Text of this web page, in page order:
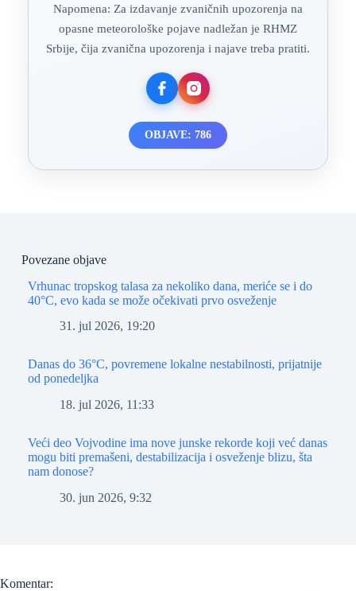
Napomena: Za izdavanje zvaničnih upozorenja na
opasne meteorološke pojave nadležan je RHMZ
Srbije, čija zvanična upozorenja i najave treba pratiti.
OBJAVE: 786
Povezane objave
Vrhunac tropskog talasa za nekoliko dana, meriće se i do
40°C, evo kada se može očekivati prvo osveženje
31. jul 2026, 19:20
Danas do 36°C, povremene lokalne nestabilnosti, prijatnije
od ponedeljka
18. jul 2026, 11:33
Veći deo Vojvodine ima nove junske rekorde koji već danas
mogu biti premašeni, destabilizacija i osveženje blizu, šta
nam donose?
30. jun 2026, 9:32
Komentar: